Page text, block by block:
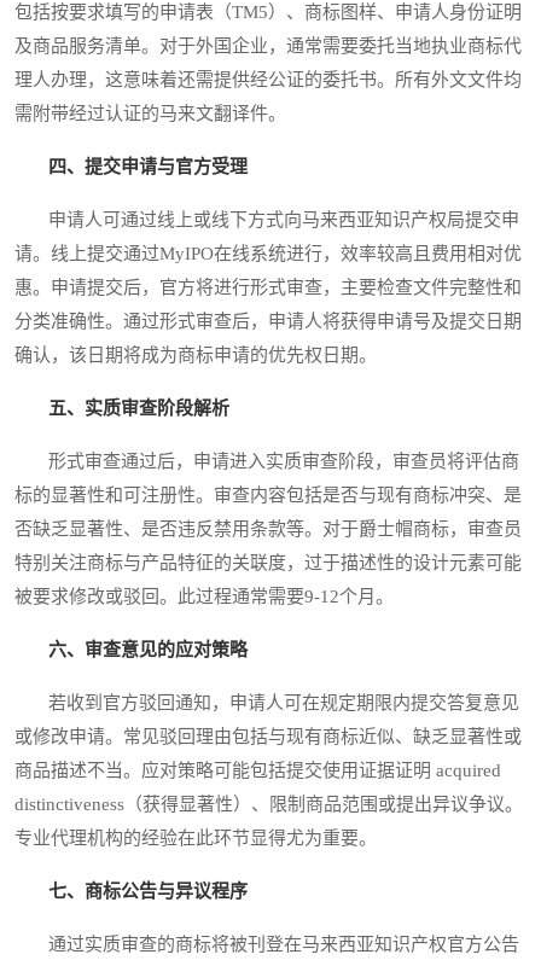
包括按要求填写的申请表（TM5）、商标图样、申请人身份证明
及商品服务清单。对于外国企业，通常需要委托当地执业商标代
理人办理，这意味着还需提供经公证的委托书。所有外文文件均
需附带经过认证的马来文翻译件。
四、提交申请与官方受理
申请人可通过线上或线下方式向马来西亚知识产权局提交申
请。线上提交通过MyIPO在线系统进行，效率较高且费用相对优
惠。申请提交后，官方将进行形式审查，主要检查文件完整性和
分类准确性。通过形式审查后，申请人将获得申请号及提交日期
确认，该日期将成为商标申请的优先权日期。
五、实质审查阶段解析
形式审查通过后，申请进入实质审查阶段，审查员将评估商
标的显著性和可注册性。审查内容包括是否与现有商标冲突、是
否缺乏显著性、是否违反禁用条款等。对于爵士帽商标，审查员
特别关注商标与产品特征的关联度，过于描述性的设计元素可能
被要求修改或驳回。此过程通常需要9-12个月。
六、审查意见的应对策略
若收到官方驳回通知，申请人可在规定期限内提交答复意见
或修改申请。常见驳回理由包括与现有商标近似、缺乏显著性或
商品描述不当。应对策略可能包括提交使用证据证明 acquired
distinctiveness（获得显著性）、限制商品范围或提出异议争议。
专业代理机构的经验在此环节显得尤为重要。
七、商标公告与异议程序
通过实质审查的商标将被刊登在马来西亚知识产权官方公告